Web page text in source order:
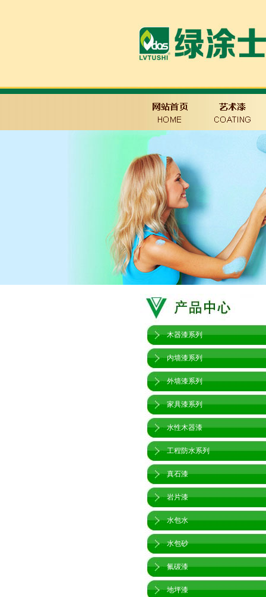
木器漆系列
内墙漆系列
外墙漆系列
家具漆系列
水性木器漆
工程防水系列
真石漆
岩片漆
水包水
水包砂
氟碳漆
地坪漆